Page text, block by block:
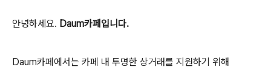
안녕하세요. Daum카페입니다.
Daum카페에서는 카페 내 투명한 상거래를 지원하기 위해